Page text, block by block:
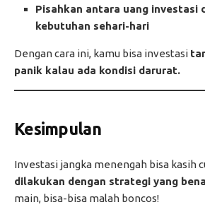
Pisahkan antara uang investasi
kebutuhan sehari-hari
Dengan cara ini, kamu bisa investasi
panik kalau ada kondisi darurat.
Kesimpulan
Investasi jangka menengah bisa kasih
dilakukan dengan strategi yang
main, bisa-bisa malah boncos!